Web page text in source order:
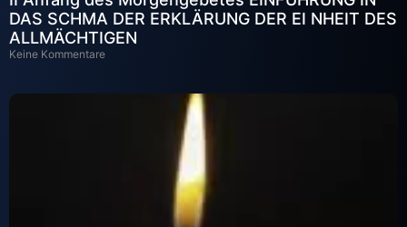
DAS SCHMA DER ERKLÄRUNG DER EI NHEIT DES
ALLMÄCHTIGEN
Keine Kommentare